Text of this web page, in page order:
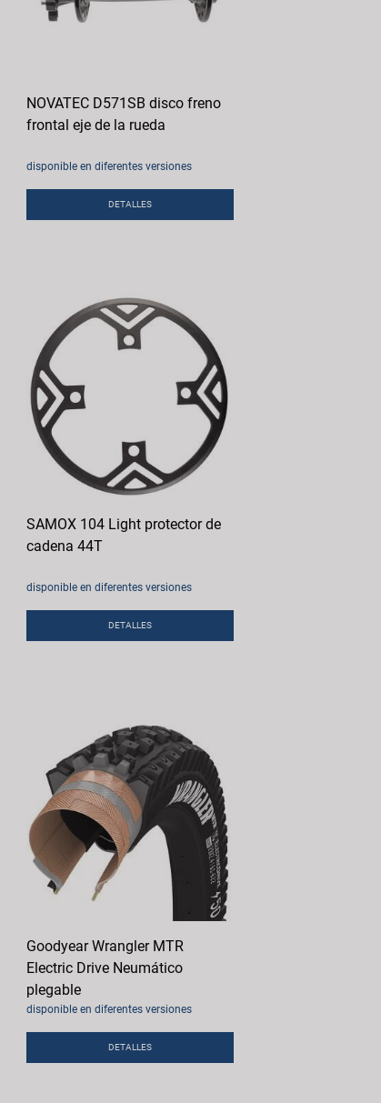
NOVATEC D571SB disco freno
frontal eje de la rueda
disponible en diferentes versiones
DETALLES
SAMOX 104 Light protector de
cadena 44T
disponible en diferentes versiones
DETALLES
Goodyear Wrangler MTR
Electric Drive Neumático
plegable
disponible en diferentes versiones
DETALLES